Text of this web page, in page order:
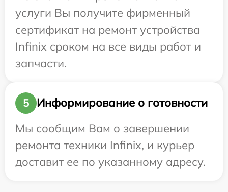
услуги Вы получите фирменный
сертификат на ремонт устройства
Infinix сроком на все виды работ и
запчасти.
5
Информирование о готовности
Мы сообщим Вам о завершении
ремонта техники Infinix, и курьер
доставит ее по указанному адресу.